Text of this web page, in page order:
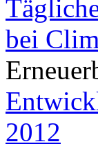
bei
2012